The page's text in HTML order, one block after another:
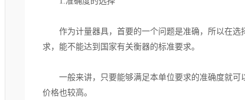
作为计量器具，首要的一个问题是准确，所以在选
求，能不能达到国家有关衡器的标准要求。
一般来讲，只要能够满足本单位要求的准确度就可
价格也较高。